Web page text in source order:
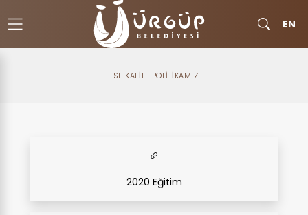
EN
TSE KALITE POLITIKAMIZ
2020 Eğitim